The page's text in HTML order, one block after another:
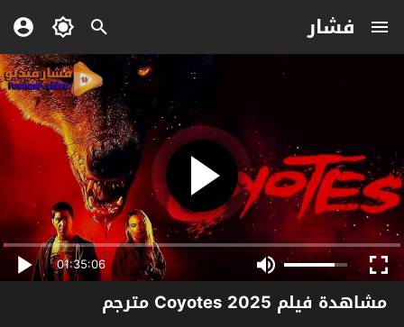
فشار
01:35:06
مشاهدة فيلم Coyotes 2025 مترجم